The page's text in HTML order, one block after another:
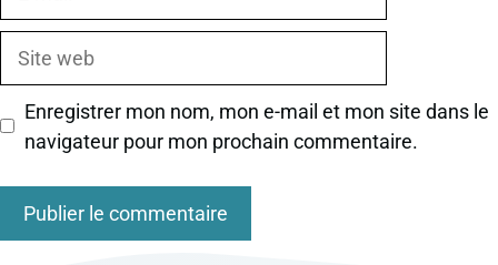
Site
Enregistrer mon nom, mon e-mail et mon site dans le
navigateur pour mon prochain commentaire.